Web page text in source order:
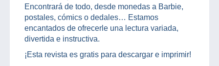
Encontrará de todo, desde monedas a Barbie,
postales, cómics o dedales… Estamos
encantados de ofrecerle una lectura variada,
divertida e instructiva.
¡Esta revista es gratis para descargar e imprimir!